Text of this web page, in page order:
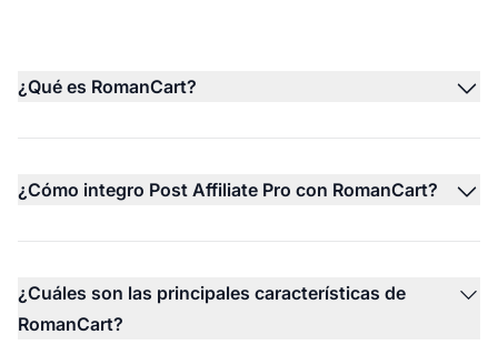
¿Qué es RomanCart?
¿Cómo integro Post Affiliate Pro con RomanCart?
¿Cuáles son las principales características de
RomanCart?